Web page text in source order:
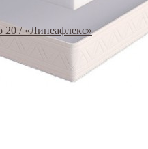
20 / «Линеафлекс»